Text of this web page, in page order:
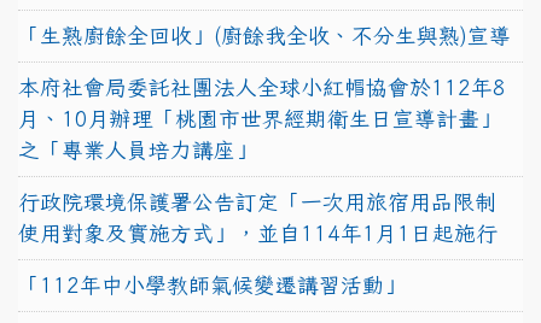
「生熟廚餘全回收」(廚餘我全收、不分生與熟)宣導
本府社會局委託社團法人全球小紅帽協會於112年8
月、10月辦理「桃園市世界經期衛生日宣導計畫」
之「專業人員培力講座」
行政院環境保護署公告訂定「一次用旅宿用品限制
使用對象及實施方式」，並自114年1月1日起施行
「112年中小學教師氣候變遷講習活動」